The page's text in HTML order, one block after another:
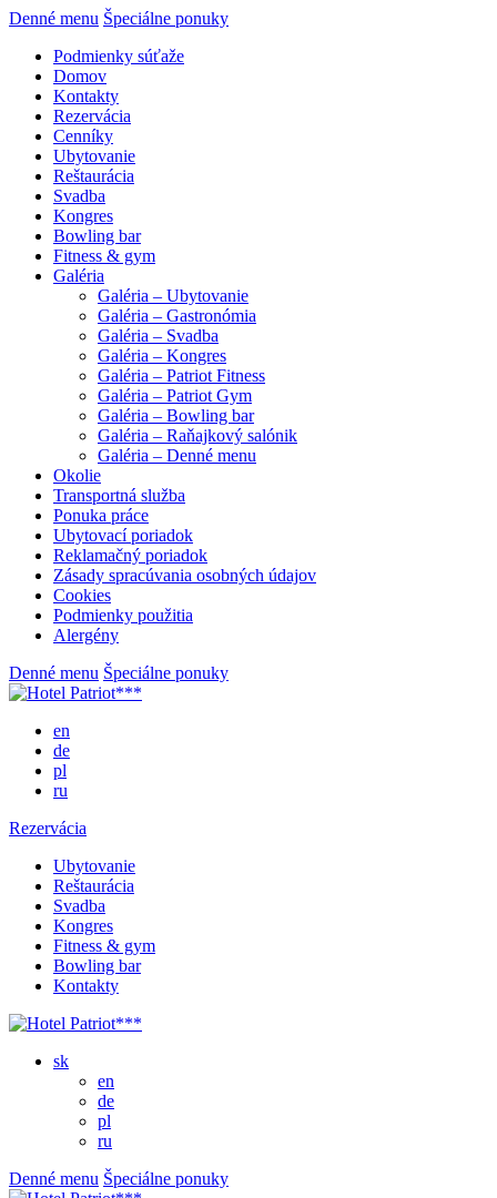
Denné menu Špeciálne ponuky
Podmienky súťaže
Domov
Kontakty
Rezervácia
Cenníky
Ubytovanie
Reštaurácia
Svadba
Kongres
Bowling bar
Fitness & gym
Galéria
Galéria – Ubytovanie
Galéria – Gastronómia
Galéria – Svadba
Galéria – Kongres
Galéria – Patriot Fitness
Galéria – Patriot Gym
Galéria – Bowling bar
Galéria – Raňajkový salónik
Galéria – Denné menu
Okolie
Transportná služba
Ponuka práce
Ubytovací poriadok
Reklamačný poriadok
Zásady spracúvania osobných údajov
Cookies
Podmienky použitia
Alergény
Denné menu Špeciálne ponuky
en
de
pl
ru
Rezervácia
Ubytovanie
Reštaurácia
Svadba
Kongres
Fitness & gym
Bowling bar
Kontakty
sk
en
de
pl
ru
Denné menu Špeciálne ponuky